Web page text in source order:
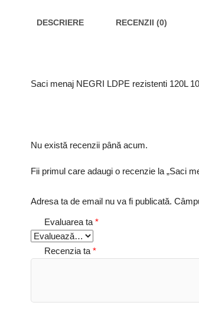
DESCRIERE RECENZII (0)
Saci menaj NEGRI LDPE rezistenti 120L
Nu există recenzii până acum.
Fii primul care adaugi o recenzie la „Saci
Adresa ta de email nu va fi publicată.
Evaluarea ta *
Recenzia ta *